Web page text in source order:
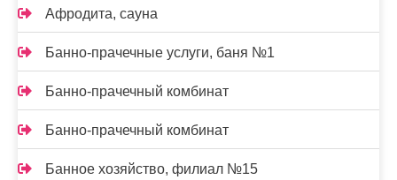
Афродита, сауна
Банно-прачечные услуги, баня №1
Банно-прачечный комбинат
Банно-прачечный комбинат
Банное хозяйство, филиал №15